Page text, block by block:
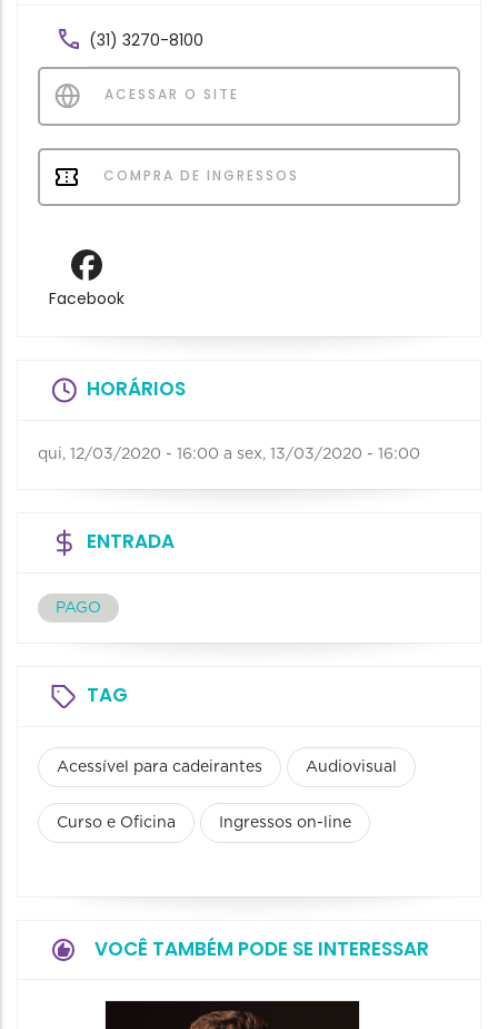
(31) 3270-8100
ACESSAR O SITE
COMPRA DE INGRESSOS
Facebook
HORÁRIOS
qui, 12/03/2020 - 16:00 a sex, 13/03/2020 - 16:00
ENTRADA
PAGO
TAG
Acessível para cadeirantes Audiovisual
Curso e Oficina Ingressos on-line
VOCÊ TAMBÉM PODE SE INTERESSAR